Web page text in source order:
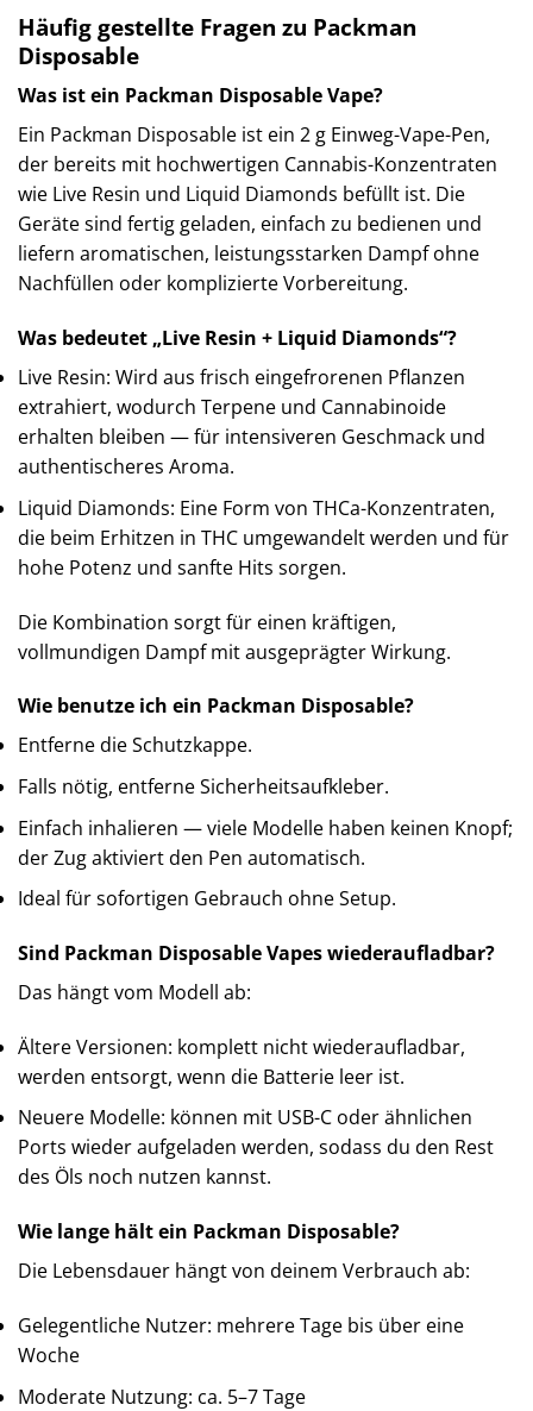
Häufig gestellte Fragen zu Packman
Disposable
Was ist ein Packman Disposable Vape?
Ein Packman Disposable ist ein 2 g Einweg-Vape-Pen,
der bereits mit hochwertigen Cannabis-Konzentraten
wie Live Resin und Liquid Diamonds befüllt ist. Die
Geräte sind fertig geladen, einfach zu bedienen und
liefern aromatischen, leistungsstarken Dampf ohne
Nachfüllen oder komplizierte Vorbereitung.
Was bedeutet „Live Resin + Liquid Diamonds“?
Live Resin: Wird aus frisch eingefrorenen Pflanzen
extrahiert, wodurch Terpene und Cannabinoide
erhalten bleiben — für intensiveren Geschmack und
authentischeres Aroma.
Liquid Diamonds: Eine Form von THCa-Konzentraten,
die beim Erhitzen in THC umgewandelt werden und für
hohe Potenz und sanfte Hits sorgen.
Die Kombination sorgt für einen kräftigen,
vollmundigen Dampf mit ausgeprägter Wirkung.
Wie benutze ich ein Packman Disposable?
Entferne die Schutzkappe.
Falls nötig, entferne Sicherheitsaufkleber.
Einfach inhalieren — viele Modelle haben keinen Knopf;
der Zug aktiviert den Pen automatisch.
Ideal für sofortigen Gebrauch ohne Setup.
Sind Packman Disposable Vapes wiederaufladbar?
Das hängt vom Modell ab:
Ältere Versionen: komplett nicht wiederaufladbar,
werden entsorgt, wenn die Batterie leer ist.
Neuere Modelle: können mit USB-C oder ähnlichen
Ports wieder aufgeladen werden, sodass du den Rest
des Öls noch nutzen kannst.
Wie lange hält ein Packman Disposable?
Die Lebensdauer hängt von deinem Verbrauch ab:
Gelegentliche Nutzer: mehrere Tage bis über eine
Woche
Moderate Nutzung: ca. 5–7 Tage